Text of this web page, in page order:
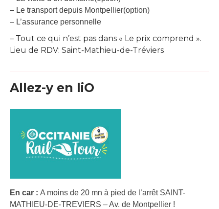
– Le transport depuis Montpellier(option)
– L’assurance personnelle
– Tout ce qui n’est pas dans « Le prix comprend ».
Lieu de RDV: Saint-Mathieu-de-Tréviers
Allez-y en liO
En car : A moins de 20 mn à pied de l’arrêt SAINT-
MATHIEU-DE-TREVIERS – Av. de Montpellier !